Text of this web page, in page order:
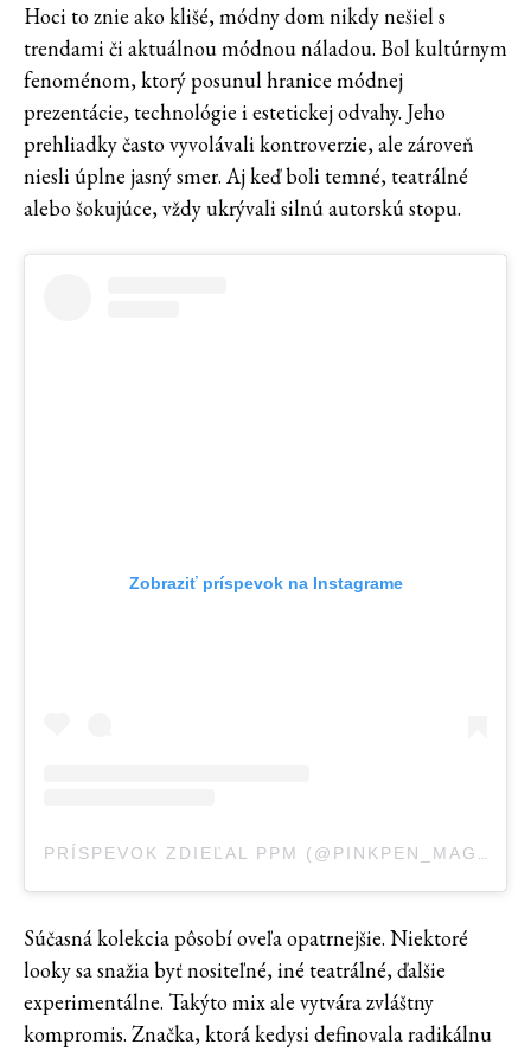
Hoci to znie ako klišé, módny dom nikdy nešiel s
trendami či aktuálnou módnou náladou. Bol kultúrnym
fenoménom, ktorý posunul hranice módnej
prezentácie, technológie i estetickej odvahy. Jeho
prehliadky často vyvolávali kontroverzie, ale zároveň
niesli úplne jasný smer. Aj keď boli temné, teatrálné
alebo šokujúce, vždy ukrývali silnú autorskú stopu.
Zobraziť príspevok na Instagrame
PRÍSPEVOK ZDIEĽAL PPM (@PINKPEN_MAGAZINE)
Súčasná kolekcia pôsobí oveľa opatrnejšie. Niektoré
looky sa snažia byť nositeľné, iné teatrálné, ďalšie
experimentálne. Takýto mix ale vytvára zvláštny
kompromis. Značka, ktorá kedysi definovala radikálnu